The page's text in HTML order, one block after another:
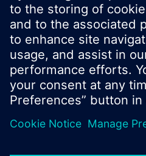
© Siemens Nederland N.V.
Productportfolio en prijzen